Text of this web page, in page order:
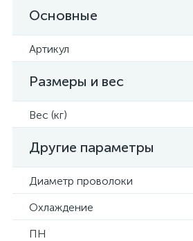
Основные
Артикул
Размеры и вес
Вес (кг)
Другие параметры
Диаметр проволоки
Охлаждение
ПН